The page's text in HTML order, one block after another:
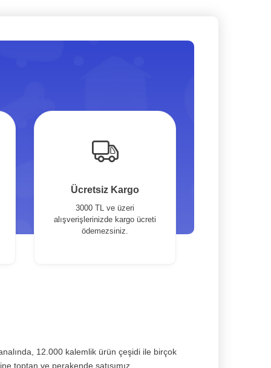
Ücretsiz Kargo
3000 TL ve üzeri
alışverişlerinizde kargo ücreti
ödemezsiniz.
12.000 kalemlik ürün çeşidi ile birçok
toptan ve perakende satışımız